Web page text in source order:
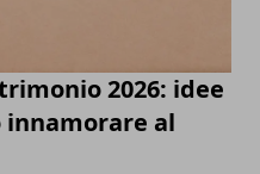
2026: idee
al